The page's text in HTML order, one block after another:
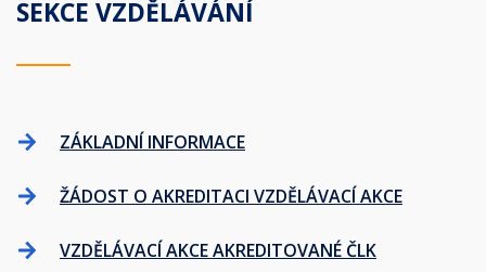
SEKCE VZDĚLÁVÁNÍ
ZÁKLADNÍ INFORMACE
ŽÁDOST O AKREDITACI VZDĚLÁVACÍ AKCE
VZDĚLÁVACÍ AKCE AKREDITOVANÉ ČLK